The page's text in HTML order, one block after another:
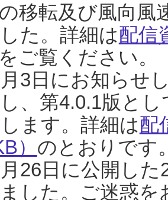
移転及び風向風
た。詳細は配信
をご覧ください。
3日にお知らせ
、第4.0.1版と
ます。詳細は配
） のとおりです
26日に公開し
した。ご迷惑